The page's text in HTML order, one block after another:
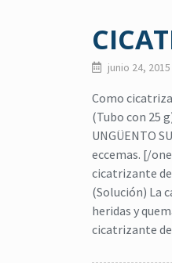
junio 24, 2015
Como
(Tubo con 25
UNGÜENTO
eccemas. [/
cicatrizante
(Solución) La
heridas y
cicatrizante